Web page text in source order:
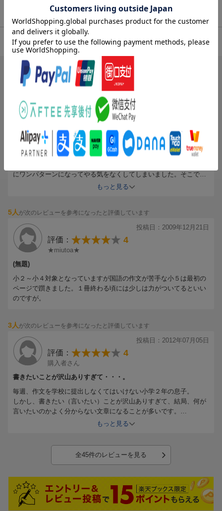
商品レビュー（45件）
総合評価： 4.13
ブックスのレビュー（45件）
が次のレビューを参考になったと評価しています
評価： 5
三年生の子へ
作文が苦手な子供へ購入。
にワンパターンになってやる気をなくしてしまいました。そこで別
の課題が載っているこちらを購入。どちらかというとクイズのよう
を書く」というだけで嫌がっていたのに、これを始めてから進んで
書いています。解答にはない子供の面白い考え方がわかって、親も
楽しいです。
レベルはスタンダードで丁度良かったと思います。
もっと見る
5人が次のレビューを参考になったと評価しています
投稿日：2009年12月21日
評価： 4
★miutoa★
(無題)
小２～小４対象となっていますが国語の作文が苦手な小５は最初の
ページで躓きました。１冊終わる頃には少しは力がついてるといい
のですが。
3人が次のレビューを参考になったと評価しています
投稿日：2012年07月05日
評価： 4
購入者さん
書きたいことが沢山ありすぎて・・・。
毎週、作文を学校に提出しなくてはいけない小学２年の息子。
しかし、書きたい（言いたい）ことが沢山ありすぎて、結局、何が
言いたいのかよく分からない文章になることが多いです。
そのため、どうにか文章がうまくならないものかと思い、プライマ
ことに特化されている気がします。理系的な文章と言いましょう
る方法に近いような気がしました。漫画の部分は、ド○ゼミをもう
少し難しくしたような感じ。
文章の構成などは、特には説明していません。
もっと見る
全45件のレビューを見る